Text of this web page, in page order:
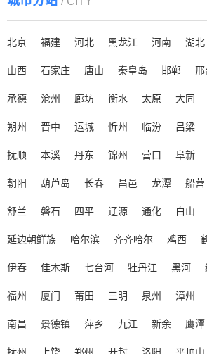
北京 福建 河北 黑龙江 河南 湖北
山西 石家庄 唐山 秦皇岛 邯郸 邢
承德 沧州 廊坊 衡水 太原 大同
朔州 晋中 运城 忻州 临汾 吕梁
抚顺 本溪 丹东 锦州 营口 阜新
朝阳 葫芦岛 长春 昌邑 龙潭 船营
舒兰 磐石 四平 辽源 通化 白山
延边朝鲜族 哈尔滨 齐齐哈尔 鸡西
伊春 佳木斯 七台河 牡丹江 黑河
福州 厦门 莆田 三明 泉州 漳州
南昌 景德镇 萍乡 九江 新余 鹰潭